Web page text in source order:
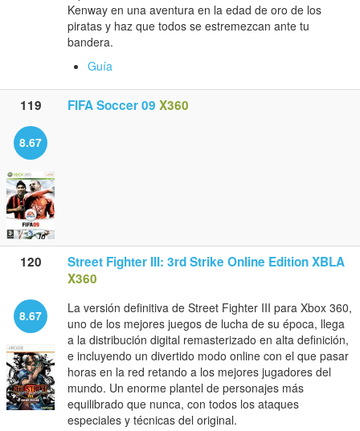
Kenway en una aventura en la edad de oro de los
piratas y haz que todos se estremezcan ante tu
bandera.
Guía
119 FIFA Soccer 09 X360
8.67
120
Street Fighter III: 3rd Strike Online Edition XBLA
X360
8.67
La versión definitiva de Street Fighter III para Xbox 360,
uno de los mejores juegos de lucha de su época, llega
a la distribución digital remasterizado en alta definición,
e incluyendo un divertido modo online con el que pasar
horas en la red retando a los mejores jugadores del
mundo. Un enorme plantel de personajes más
equilibrado que nunca, con todos los ataques
especiales y técnicas del original.